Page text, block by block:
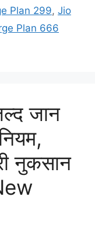
Plan 299, Jio
Plan 666
जान
नुकसान